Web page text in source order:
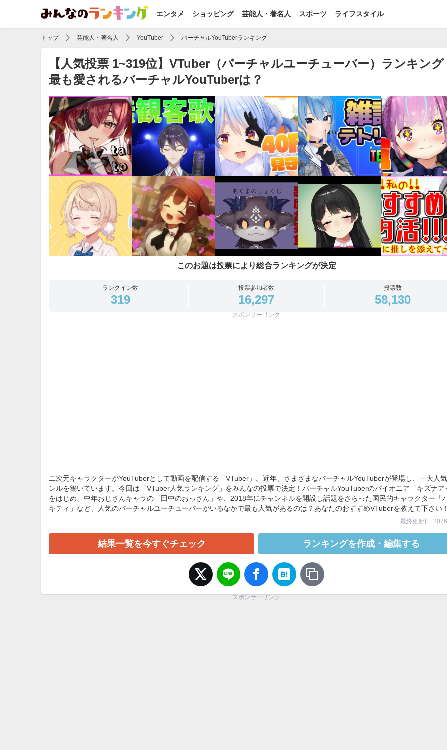
エンタメ ショッピング 芸能人・著名人 スポーツ ライフスタイル
トップ 芸能人・著名人 YouTuber バーチャルYouTuberランキング
【人気投票 1~319位】VTuber（バーチャルユーチューバー）ランキング
最も愛されるバーチャルYouTuberは？
このお題は投票により総合ランキングが決定
ランクイン数
319
投票参加者数
16,297
投票数
58,130
スポンサーリンク
二次元キャラクターがYouTuberとして動画を配信する「VTuber」。近年、さまざまなバーチャルYouTuberが登場し、一大人
ンルを築いています。今回は「VTuber人気ランキング」をみんなの投票で決定！バーチャルYouTuberのパイオニア「キズナア
をはじめ、中年おじさんキャラの「田中のおっさん」や、2018年にチャンネルを開設し話題をさらった国民的キャラクター「
キティ」など、人気のバーチャルユーチューバーがいるなかで最も人気があるのは？あなたのおすすめVTuberを教えて下さい
最終更新日:
結果一覧を今すぐチェック ランキングを作成・編集する
スポンサーリンク